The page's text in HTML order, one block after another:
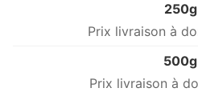
250g
500g